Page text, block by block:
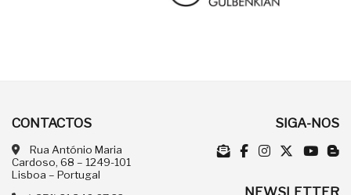
CONTACTOS
Rua António Maria
Cardoso, 68 – 1249-101
Lisboa – Portugal
SIGA-NOS
NEWSLETTER